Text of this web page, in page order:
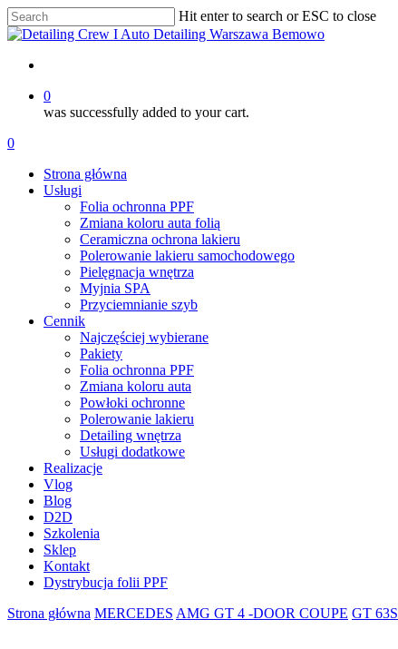
Skip
to
content
Hit enter to search or ESC to close
Close
0
was successfully added to your cart.
Menu
account
0
Strona główna
Usługi
Folia ochronna PPF
Zmiana koloru auta folią
Ceramiczna ochrona lakieru
Polerowanie lakieru samochodowego
Pielęgnacja wnętrza
Myjnia SPA
Przyciemnianie szyb
Cennik
Najczęściej wybierane
Pakiety
Folia ochronna PPF
Zmiana koloru auta
Powłoki ochronne
Polerowanie lakieru
Detailing wnętrza
Usługi dodatkowe
Realizacje
Vlog
Blog
D2D
Szkolenia
Sklep
Kontakt
Dystrybucja folii PPF
Strona główna MERCEDES AMG GT 4 -DOOR COUPE GT 63S